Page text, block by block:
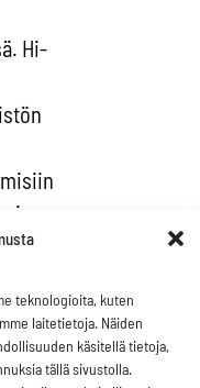
teknologioita, kuten
laitetietoja. Näiden
käsitellä tietoja,
tällä sivustolla.
Hi-
ei